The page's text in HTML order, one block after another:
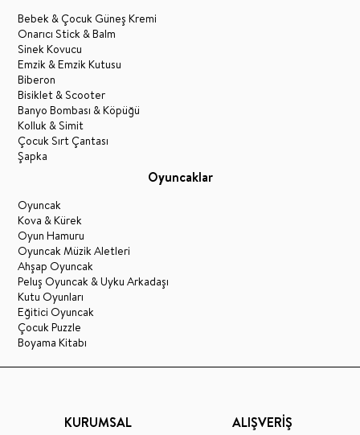
Bebek & Çocuk Güneş Kremi
Onarıcı Stick & Balm
Sinek Kovucu
Emzik & Emzik Kutusu
Biberon
Bisiklet & Scooter
Banyo Bombası & Köpüğü
Kolluk & Simit
Çocuk Sırt Çantası
Şapka
Oyuncaklar
Oyuncak
Kova & Kürek
Oyun Hamuru
Oyuncak Müzik Aletleri
Ahşap Oyuncak
Peluş Oyuncak & Uyku Arkadaşı
Kutu Oyunları
Eğitici Oyuncak
Çocuk Puzzle
Boyama Kitabı
KURUMSAL ALIŞVERİŞ